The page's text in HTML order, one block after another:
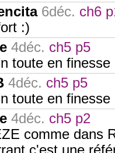
6déc. ch6
:)
4déc. ch5 p5
toute en
4déc. ch5 p5
toute en finesse
4déc. ch5 p2
comme dans